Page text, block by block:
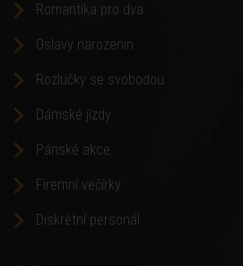
Romantika pro dva
Oslavy narozenin
Rozlučky se svobodou
Dámské jízdy
Pánské akce
Firemní večírky
Diskrétní personál